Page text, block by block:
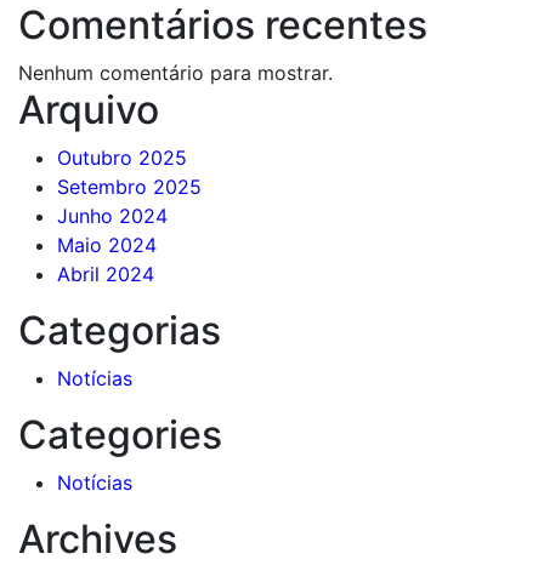
Comentários recentes
Nenhum comentário para mostrar.
Arquivo
Outubro 2025
Setembro 2025
Junho 2024
Maio 2024
Abril 2024
Categorias
Notícias
Categories
Notícias
Archives